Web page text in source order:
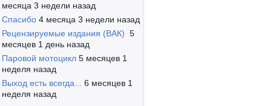
месяца 3 недели назад
Спасибо 4 месяца 3 недели назад
Рецензируемые издания (ВАК) 5
месяцев 1 день назад
Паровой мотоцикл 5 месяцев 1
неделя назад
Выход есть всегда...
6 месяцев 1
неделя назад